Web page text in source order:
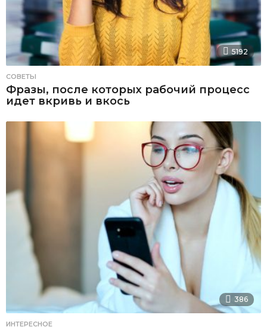
5192
СОВЕТЫ
Фразы, после которых рабочий процесс
идет вкривь и вкось
386
ИНТЕРЕСНОЕ